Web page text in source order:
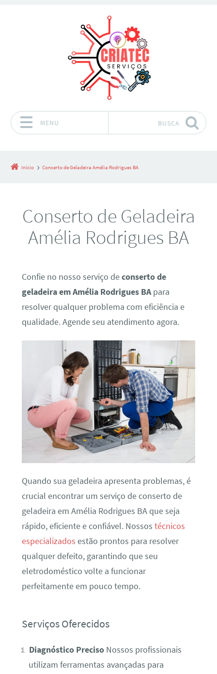
MENU BUSCA
Início Conserto de Geladeira Amélia Rodrigues BA
Conserto de Geladeira
Amélia Rodrigues BA
Confie no nosso serviço deconserto de
geladeira em Amélia Rodrigues BApara
resolver qualquer problema com eficiência e
qualidade. Agende seu atendimento agora.
Quando sua geladeira apresenta problemas, é
crucial encontrar um serviço de conserto de
geladeira em Amélia Rodrigues BA que seja
rápido, eficiente e confiável. Nossos técnicos
especializados estão prontos para resolver
qualquer defeito, garantindo que seu
eletrodoméstico volte a funcionar
perfeitamente em pouco tempo.
Serviços Oferecidos
Diagnóstico Preciso Nossos profissionais
utilizam ferramentas avançadas para